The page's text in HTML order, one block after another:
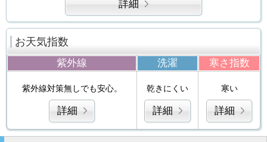
詳細
お天気指数
紫外線 洗濯 寒さ指数
紫外線対策無しでも安心。
詳細
乾きにくい
詳細
寒い
詳細